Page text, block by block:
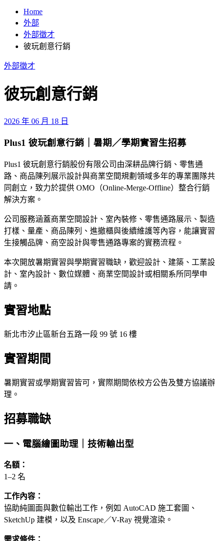
Home
外部
外部徵才
彼玩創意行銷
外部徵才
彼玩創意行銷
2026 年 06 月 18 日
Plus1 彼玩創意行銷｜暑期／學期實習生招募
Plus1 彼玩創意行銷股份有限公司由深耕品牌行銷、零售通
路、商品陳列展示設計與商業空間規劃領域多年的專業團隊共
同創立，致力於提供 OMO（Online-Merge-Offline）整合行銷
解決方案。
公司服務涵蓋商業空間設計、室內裝修、零售通路展示、製造
打樣、量產、商品陳列、進撤櫃與後續維護等內容，能讓實習
生接觸品牌、商空設計與零售通路專案的實務流程。
本次開放暑期實習與學期實習職缺，歡迎設計、建築、工業設
計、室內設計、數位媒體、商業空間設計或相關系所同學申
請。
實習地點
新北市汐止區新台五路一段 99 號 16 樓
實習期間
暑期實習或學期實習皆可，實際期間依校方公告及雙方協議辦
理。
招募職缺
一、電腦繪圖助理｜技術輸出型
名額：
1–2 名
工作內容：
協助純圖面與數位輸出工作，例如 AutoCAD 施工套圖、
SketchUp 建模，以及 Enscape／V-Ray 視覺渲染。